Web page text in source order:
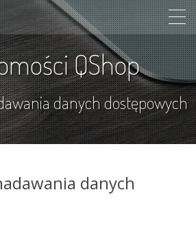
QShop
danych dostępowych
danych